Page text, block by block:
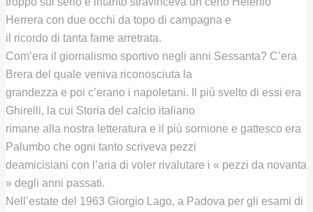
Herrera con due occhi da topo di campagna e
il ricordo di tanta fame arretrata.
Com’era il giornalismo sportivo negli anni Sessanta? C’era
Brera del quale veniva riconosciuta la
grandezza e poi c’erano i napoletani. Il più svelto di essi era
Ghirelli, la cui Storia del calcio italiano
rimane alla nostra letteratura e il più sornione e gattesco era
Palumbo che ogni tanto scriveva pezzi
deamicisiani con l’aria di voler rivalutare i « pezzi da novanta
» degli anni passati.
Nell’estate del 1963 Giorgio Lago, a Padova per gli esami di